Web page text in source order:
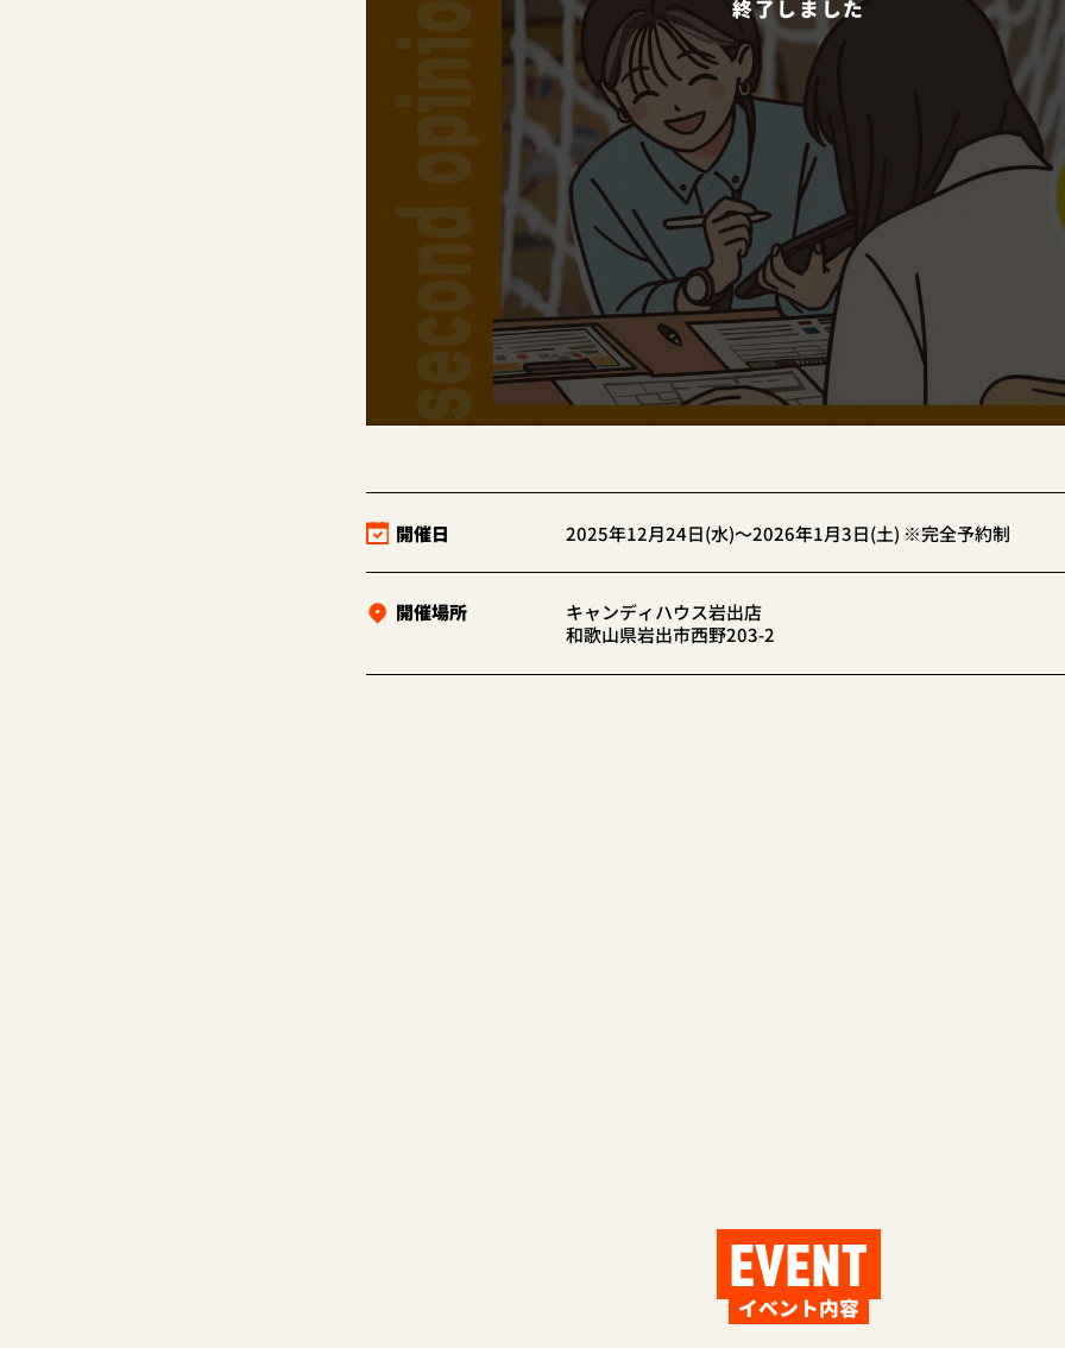
終了しました
開催日 2025年12月24日(水)～2026年1月3日(土) ※完全予約制
開催場所
キャンディハウス岩出店
和歌山県岩出市西野203-2
EVENT
イベント内容